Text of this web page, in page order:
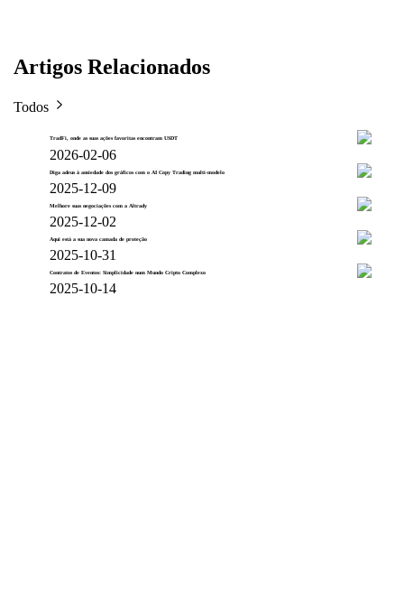
Artigos Relacionados
Todos
TradFi, onde as suas ações favoritas encontram USDT
2026-02-06
Diga adeus à ansiedade dos gráficos com o AI Copy Trading multi-modelo
2025-12-09
Melhore suas negociações com a Altrady
2025-12-02
Aqui está a sua nova camada de proteção
2025-10-31
Contratos de Eventos: Simplicidade num Mundo Cripto Complexo
2025-10-14